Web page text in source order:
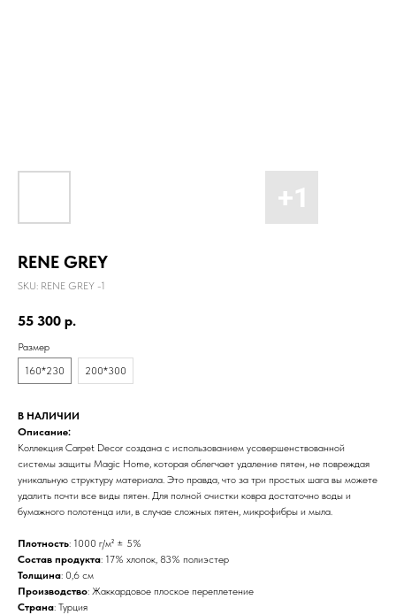
RENE GREY
SKU: RENE GREY -1
55 300 р.
Размер
160*230
200*300
В НАЛИЧИИ
Описание:
Коллекция Carpet Decor создана с использованием усовершенствованной
системы защиты Magic Home, которая облегчает удаление пятен, не повреждая
уникальную структуру материала. Это правда, что за три простых шага вы можете
удалить почти все виды пятен. Для полной очистки ковра достаточно воды и
бумажного полотенца или, в случае сложных пятен, микрофибры и мыла.
Плотность: 1000 г/м² ± 5%
Состав продукта: 17% хлопок, 83% полиэстер
Толщина: 0,6 см
Производство: Жаккардовое плоское переплетение
Страна: Турция